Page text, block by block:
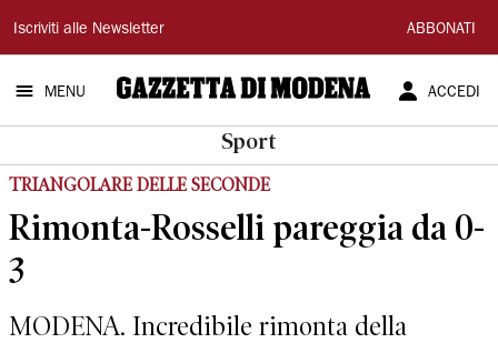
Gazzetta
di
Modena
Iscriviti alle Newsletter ABBONATI
MENU ACCEDI
Sport
TRIANGOLARE DELLE SECONDE
Rimonta-Rosselli pareggia da 0-
3
MODENA. Incredibile rimonta della